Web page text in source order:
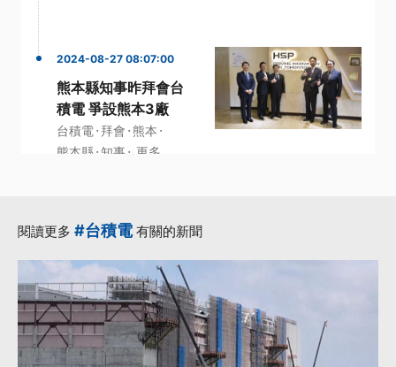
2024-08-27 08:07:00
熊本縣知事昨拜會台
積電 爭設熊本3廠
台積電· 拜會 ·熊本 ·
熊本縣·知事· 更多...
閱讀更多 #台積電有關的新聞